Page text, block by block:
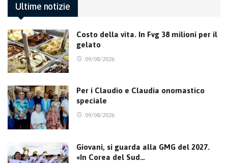
Ultime notizie
Costo della vita. In Fvg 38 milioni per il
gelato
09/08/2026
Per i Claudio e Claudia onomastico
speciale
09/08/2026
Giovani, si guarda alla GMG del 2027.
«In Corea del Sud…